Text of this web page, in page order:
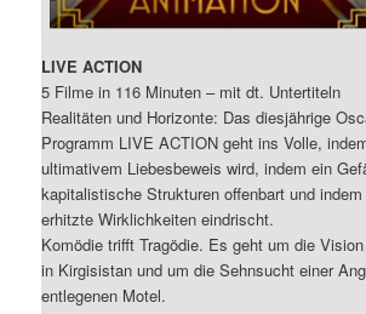
LIVE ACTION
5 Filme in 116 Minuten – mit dt. Untertiteln
Realitäten und Horizonte: Das diesjährige
Programm LIVE ACTION geht ins Volle,
ultimativem Liebesbeweis wird, indem ein
kapitalistische Strukturen offenbart und
erhitzte Wirklichkeiten eindrischt.
Komödie trifft Tragödie. Es geht um die
in Kirgisistan und um die Sehnsucht einer
entlegenen Motel.